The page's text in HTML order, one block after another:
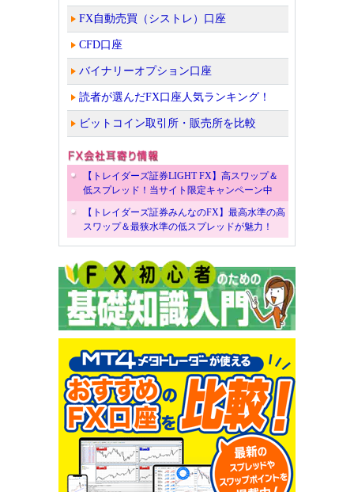
FX自動売買（シストレ）口座
CFD口座
バイナリーオプション口座
読者が選んだFX口座人気ランキング！
ビットコイン取引所・販売所を比較
【トレイダーズ証券LIGHT FX】高スワップ＆
低スプレッド！当サイト限定キャンペーン中
【トレイダーズ証券みんなのFX】最高水準の高
スワップ＆最狭水準の低スプレッドが魅力！